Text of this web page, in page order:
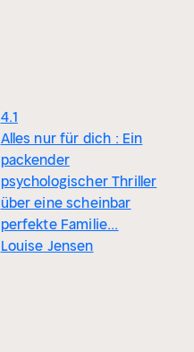
4.1
Alles nur für dich : Ein
packender
psychologischer Thriller
über eine scheinbar
perfekte Familie...
Louise Jensen